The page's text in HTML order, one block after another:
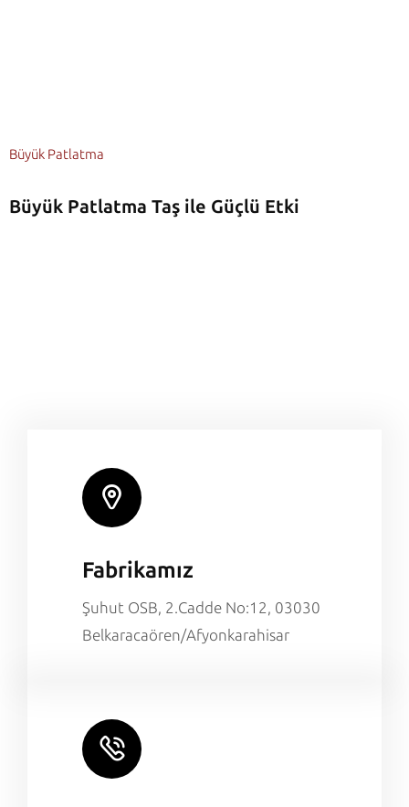
Büyük Patlatma
Büyük Patlatma Taş ile Güçlü Etki
Fabrikamız
Şuhut OSB, 2.Cadde No:12, 03030
Belkaracaören/Afyonkarahisar